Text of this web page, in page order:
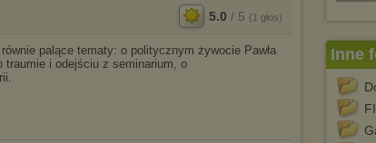
5.0 / 5 (1 głos)
palące tematy: o politycznym żywocie Pawła
traumie i odejściu z seminarium, o
Inne